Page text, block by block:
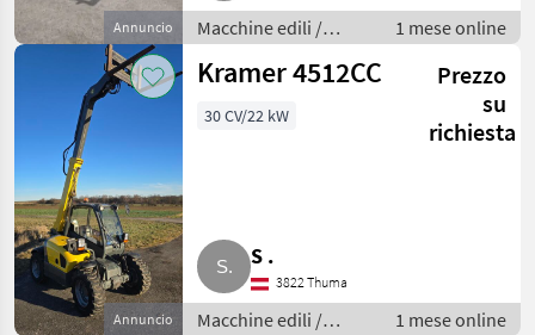
Annuncio
Macchine edili /
Caricatori telescopici
1 mese online
Annuncio
Kramer 4512CC
Prezzo
su
richiesta
30 CV/22 kW
S .
3822 Thuma
Macchine edili /
1 mese online